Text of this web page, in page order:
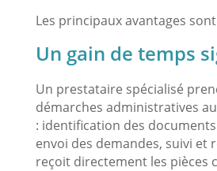
Les principaux avantages
Un gain de temps
Un prestataire spécialisé
démarches administratives
: identification des
envoi des demandes, suivi et
reçoit directement les pièces